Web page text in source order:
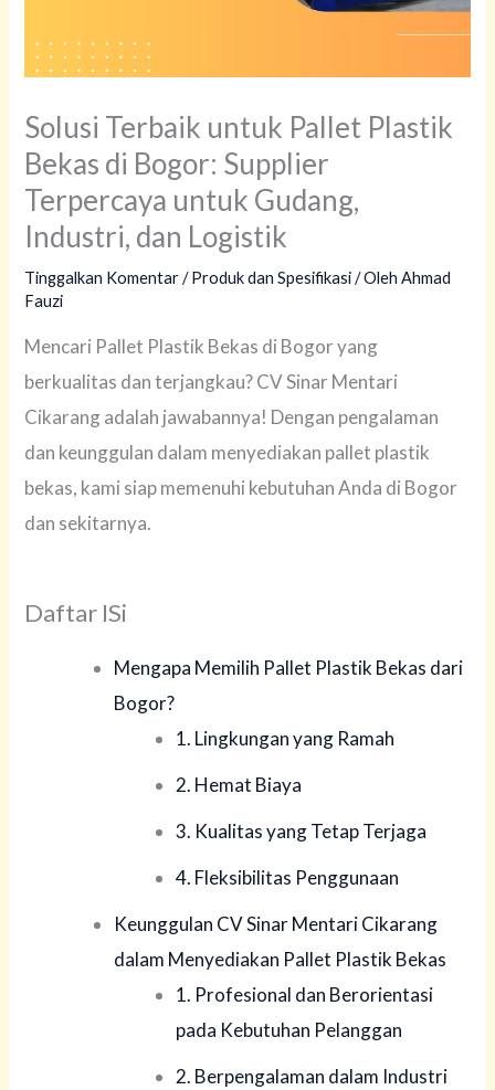
Solusi Terbaik untuk Pallet Plastik
Bekas di Bogor: Supplier
Terpercaya untuk Gudang,
Industri, dan Logistik
Tinggalkan Komentar / Produk dan Spesifikasi/ OlehAhmad
Fauzi
Mencari Pallet Plastik Bekas di Bogor yang
berkualitas dan terjangkau? CV Sinar Mentari
Cikarang adalah jawabannya! Dengan pengalaman
dan keunggulan dalam menyediakan pallet plastik
bekas, kami siap memenuhi kebutuhan Anda di Bogor
dan sekitarnya.
Daftar ISi
Mengapa Memilih Pallet Plastik Bekas dari
Bogor?
1. Lingkungan yang Ramah
2. Hemat Biaya
3. Kualitas yang Tetap Terjaga
4. Fleksibilitas Penggunaan
Keunggulan CV Sinar Mentari Cikarang
dalam Menyediakan Pallet Plastik Bekas
1. Profesional dan Berorientasi
pada Kebutuhan Pelanggan
2. Berpengalaman dalam Industri